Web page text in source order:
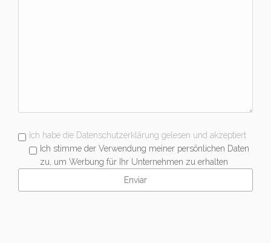
Ich habe die Datenschutzerklärung gelesen und akzeptiert
Ich stimme der Verwendung meiner persönlichen Daten
zu, um Werbung für Ihr Unternehmen zu erhalten